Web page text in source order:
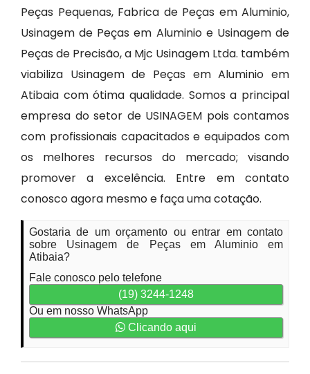
Peças Pequenas, Fabrica de Peças em Aluminio,
Usinagem de Peças em Aluminio e Usinagem de
Peças de Precisão, a Mjc Usinagem Ltda. também
viabiliza Usinagem de Peças em Aluminio em
Atibaia com ótima qualidade. Somos a principal
empresa do setor de USINAGEM pois contamos
com profissionais capacitados e equipados com
os melhores recursos do mercado; visando
promover a excelência. Entre em contato
conosco agora mesmo e faça uma cotação.
Gostaria de um orçamento ou entrar em contato
sobre Usinagem de Peças em Aluminio em
Atibaia?
Fale conosco pelo telefone
(19) 3244-1248
Ou em nosso WhatsApp
Clicando aqui